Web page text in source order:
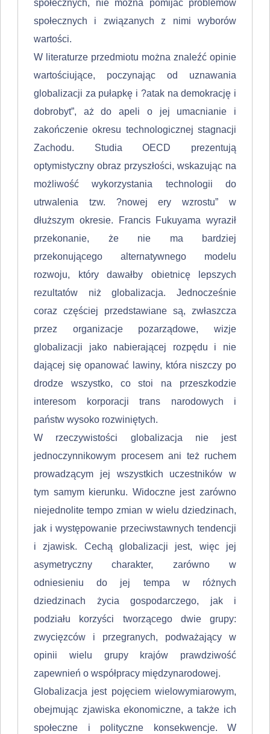
społecznych, nie można pomijać problemów
społecznych i związanych z nimi wyborów
wartości.
W literaturze przedmiotu można znaleźć opinie
wartościujące, poczynając od uznawania
globalizacji za pułapkę i ?atak na demokrację i
do­brobyt”, aż do apeli o jej umacnianie i
zakończenie okresu technologicznej stagnacji
Zachodu. Studia OECD prezentują
optymistyczny obraz przyszło­ści, wskazując na
możliwość wykorzystania technologii do
utrwalenia tzw. ?nowej ery wzrostu” w
dłuższym okresie. Francis Fukuyama wyraził
przekonanie, że nie ma bardziej
przekonującego alternatywnego modelu
rozwoju, który dawałby obietnicę lepszych
rezultatów niż globalizacja. Jednocześnie
coraz częściej przedstawiane są, zwłaszcza
przez organizacje pozarządowe, wizje
globalizacji jako nabierającej rozpędu i nie
dającej się opanować lawiny, która niszczy po
drodze wszystko, co stoi na przeszkodzie
interesom korporacji trans narodowych i
państw wysoko rozwiniętych.
W rzeczywistości globalizacja nie jest
jednoczynnikowym procesem ani też ruchem
prowadzącym jej wszystkich uczestników w
tym samym kierunku. Wi­doczne jest zarówno
niejednolite tempo zmian w wielu dziedzinach,
jak i wy­stępowanie przeciwstawnych tendencji
i zjawisk. Cechą globalizacji jest, więc jej
asymetryczny charakter, zarówno w
odniesieniu do jej tempa w różnych
dziedzinach życia gospodarczego, jak i
podziału korzyści tworzącego dwie grupy:
zwycięzców i przegranych, podwa­żający w
opinii wielu grupy krajów prawdziwość
zapewnień o współpracy mię­dzynarodowej.
Globalizacja jest pojęciem wielowymiarowym,
obejmując zjawiska ekono­miczne, a także ich
społeczne i polityczne konsekwencje. W